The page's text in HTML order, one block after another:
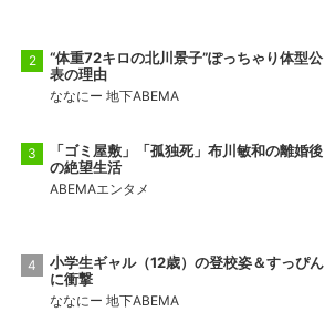
“体重72キロの北川景子”ぽっちゃり体型公
表の理由
ななにー 地下ABEMA
「ゴミ屋敷」「孤独死」布川敏和の離婚後
の絶望生活
ABEMAエンタメ
小学生ギャル（12歳）の登校姿＆すっぴん
に衝撃
ななにー 地下ABEMA